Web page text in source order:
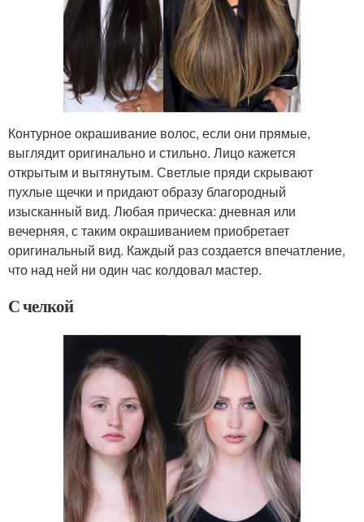
Контурное окрашивание волос, если они прямые,
выглядит оригинально и стильно. Лицо кажется
открытым и вытянутым. Светлые пряди скрывают
пухлые щечки и придают образу благородный
изысканный вид. Любая прическа: дневная или
вечерняя, с таким окрашиванием приобретает
оригинальный вид. Каждый раз создается впечатление,
что над ней ни один час колдовал мастер.
С челкой